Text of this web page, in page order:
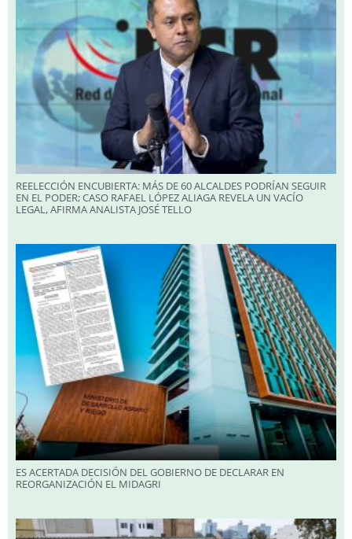
REELECCIÓN ENCUBIERTA: MÁS DE 60 ALCALDES PODRÍAN SEGUIR
EN EL PODER; CASO RAFAEL LÓPEZ ALIAGA REVELA UN VACÍO
LEGAL, AFIRMA ANALISTA JOSÉ TELLO
ES ACERTADA DECISIÓN DEL GOBIERNO DE DECLARAR EN
REORGANIZACIÓN EL MIDAGRI